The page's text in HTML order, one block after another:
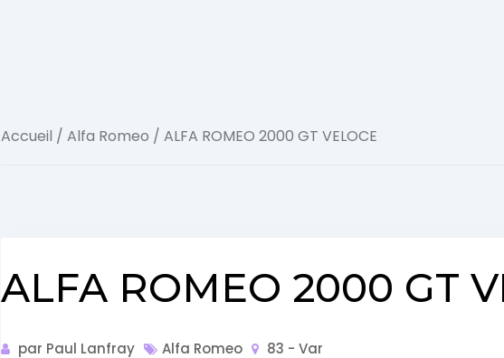
Accueil / Alfa Romeo / ALFA ROMEO 2000 GT VELOCE
ALFA ROMEO 2000 GT
par Paul Lanfray Alfa Romeo 83 - Var